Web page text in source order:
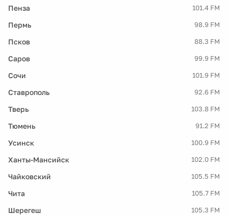
Пенза 101.4 FM
Пермь 98.9 FM
Псков 88.3 FM
Саров 99.9 FM
Сочи 101.9 FM
Ставрополь 92.6 FM
Тверь 103.8 FM
Тюмень 91.2 FM
Усинск 100.9 FM
Ханты-Мансийск 102.0 FM
Чайковский 105.5 FM
Чита 105.7 FM
Шерегеш 105.3 FM